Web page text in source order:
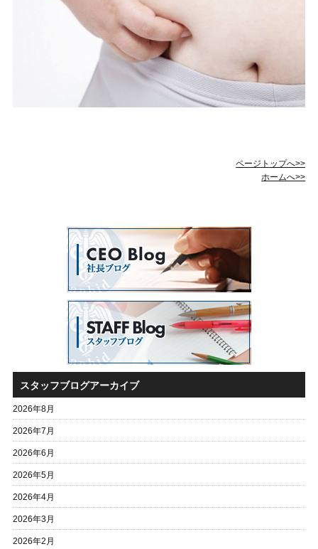
ページトップへ>>
ホームへ>>
スタッフブログアーカイブ
2026年8月
2026年7月
2026年6月
2026年5月
2026年4月
2026年3月
2026年2月